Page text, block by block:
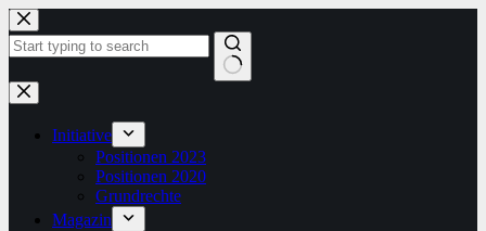
Zum
Inhalt
springen
Keine
Ergebnisse
Initiative
Positionen 2023
Positionen 2020
Grundrechte
Magazin